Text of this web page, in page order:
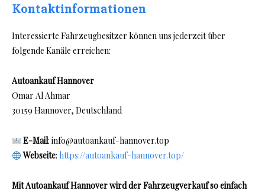
Kontaktinformationen
Interessierte Fahrzeugbesitzer können uns jederzeit über
folgende Kanäle erreichen:
Autoankauf Hannover
Omar Al Ahmar
30159 Hannover, Deutschland
E-Mail: info@autoankauf-hannover.top
Webseite: https://autoankauf-hannover.top/
Mit Autoankauf Hannover wird der Fahrzeugverkauf so einfach